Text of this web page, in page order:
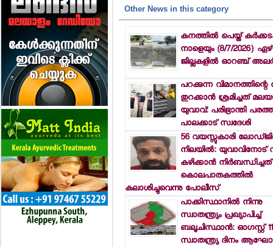
Other News in this category
കനത്തില്‍ പെയ്ത്
നാളെയും (8/7/2026) ഏഴ്
ജില്ലകളില്‍ ഓറഞ്ച്
പറക്കുന്ന
തുറക്കാന്‍ ശ്രമിച്ചത്
യുവാവ്: പരിഭ്രാന്തി
പാലക്കാട് സ്വദേശി
56 വയസ്സുകാരി
നിലയില്‍: യുവാവിനോട്
കഴിക്കാന്‍ നിര്‍ബന്ധിച്ചത്
കൊലപാതകത്തില്‍
കലാശിച്ചുവെന്നു പോലീസ്
പാക്കിസ്ഥാനില്‍ നിന്നു
സ്വാതന്ത്ര്യം പ്രഖ്യാപിച്ച്
ബലൂചിസ്ഥാന്‍: ഓഗസ്റ്റ് 11
സ്വാതന്ത്ര്യ ദിനം